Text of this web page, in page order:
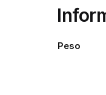
Peso